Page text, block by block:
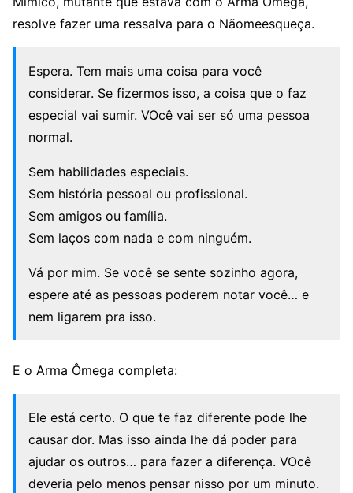
resolve fazer uma ressalva para o Nãomeesqueça.
Espera. Tem mais uma coisa para você
considerar. Se fizermos isso, a coisa que o faz
especial vai sumir. VOcê vai ser só uma pessoa
normal.
Sem habilidades especiais.
Sem história pessoal ou profissional.
Sem amigos ou família.
Sem laços com nada e com ninguém.
Vá por mim. Se você se sente sozinho agora,
espere até as pessoas poderem notar você… e
nem ligarem pra isso.
E o Arma Ômega completa:
Ele está certo. O que te faz diferente pode lhe
causar dor. Mas isso ainda lhe dá poder para
ajudar os outros… para fazer a diferença. VOcê
deveria pelo menos pensar nisso por um minuto.